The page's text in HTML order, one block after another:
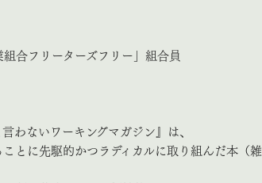
合フリーターズフリー」組合員
わないワーキングマガジン』は、
とに先駆的かつラディカルに取り組んだ本（雑